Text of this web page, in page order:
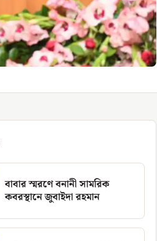
বাবার স্মরণে বনানী সামরিক
কবরস্থানে জুবাইদা রহমান